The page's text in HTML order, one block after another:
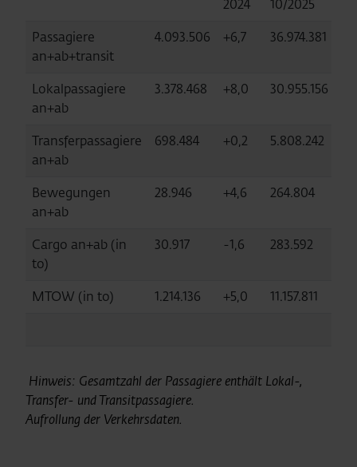
2024 10/2025
Passagiere
an+ab+transit
4.093.506 +6,7 36.974.381
Lokalpassagiere
an+ab
3.378.468 +8,0 30.955.156
Transferpassagiere
an+ab
698.484 +0,2 5.808.242
Bewegungen
an+ab
28.946 +4,6 264.804
Cargo an+ab (in
to)
30.917 -1,6 283.592
MTOW (in to) 1.214.136 +5,0 11.157.811
Hinweis: Gesamtzahl der Passagiere enthält Lokal-,
Transfer- und Transitpassagiere.
Aufrollung der Verkehrsdaten.